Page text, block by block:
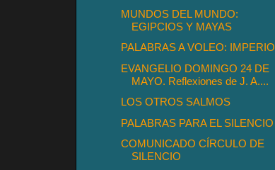
MUNDOS DEL MUNDO:
EGIPCIOS Y MAYAS
PALABRAS A VOLEO: IMPERIO
EVANGELIO DOMINGO 24 DE
MAYO. Reflexiones de J. A....
LOS OTROS SALMOS
PALABRAS PARA EL SILENCIO
COMUNICADO CÍRCULO DE
SILENCIO